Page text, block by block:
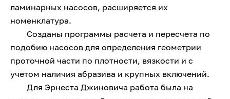
ламинарных насосов, расширяется их
номенклатура.
Созданы программы расчета и пересчета по
подобию насосов для определения геометрии
проточной части по плотности, вязкости и с
учетом наличия абразива и крупных включений.
Для Эрнеста Джиновича работа была на